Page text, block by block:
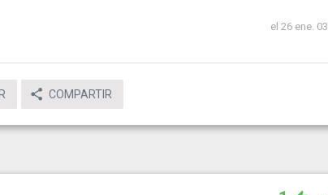
el 26 ene. 03
COMPARTIR